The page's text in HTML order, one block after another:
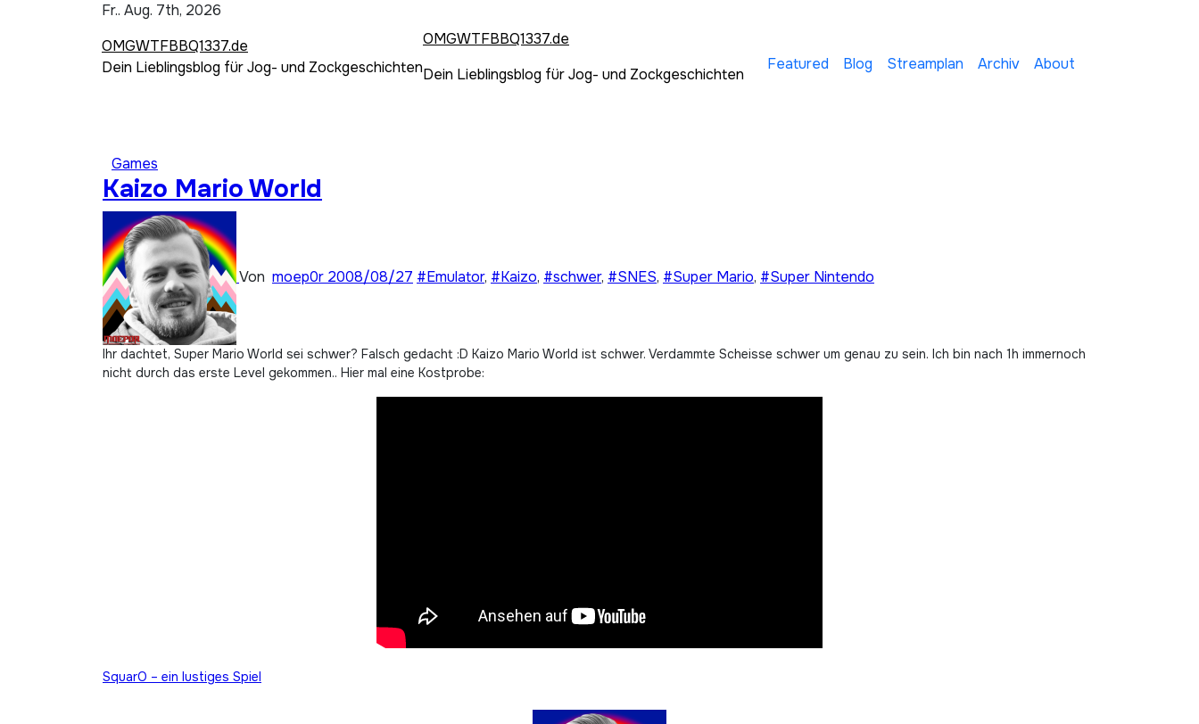
Fr.. Aug. 7th, 2026
OMGWTFBBQ1337.de
Dein Lieblingsblog für Jog- und Zockgeschichten
OMGWTFBBQ1337.de
Dein Lieblingsblog für Jog- und Zockgeschichten
Featured Blog Streamplan Archiv About
Games
Kaizo Mario World
Von moep0r 2008/08/27 #Emulator, #Kaizo, #schwer, #SNES, #Super Mario, #Super Nintendo
Ihr dachtet, Super Mario World sei schwer? Falsch gedacht :D Kaizo Mario World ist schwer. Verdammte Scheisse schwer um genau zu sein. Ich bin nach 1h immernoch
nicht durch das erste Level gekommen.. Hier mal eine Kostprobe:
Beitragsnavigation
SquarO – ein lustiges Spiel